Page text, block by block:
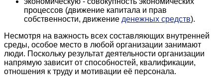
процессов (движение капитала и прав
собственности, движение денежных средств).
Несмотря на важность всех составляющих внутренней
среды, особое место в любой организации занимают
люди. Поскольку результат деятельности организации
напрямую зависит от способностей, квалификации,
отношения к труду и мотивации её персонала.